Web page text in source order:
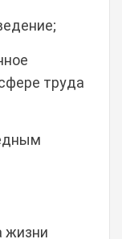
труда
жизни